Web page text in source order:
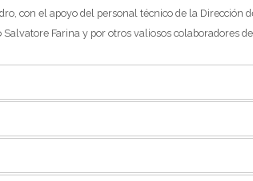
con el apoyo del personal técnico de la Dirección
Farina y por otros valiosos colaboradores